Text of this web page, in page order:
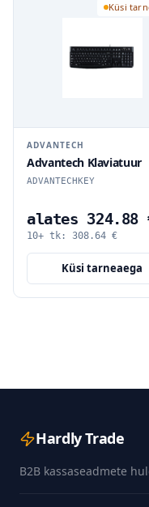
Küsi
ADVANTECH
Advantech Klaviatuur
ADVANTECHKEY
alates 324.88
10+ tk: 308.64 €
Küsi tarneaega
Hardly Trade
B2B kassaseadmete